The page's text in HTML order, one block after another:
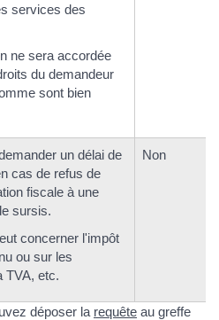
services des
ne sera accordée
du demandeur
sont bien
un délai de
cas de refus de
fiscale à une
sursis.
concerner l'impôt
ou sur les
TVA, etc.
Non
déposer la requête au greffe